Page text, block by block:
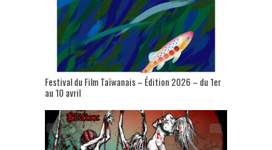
Festival du Film Taïwanais – Édition 2026 – du 1er
au 10 avril